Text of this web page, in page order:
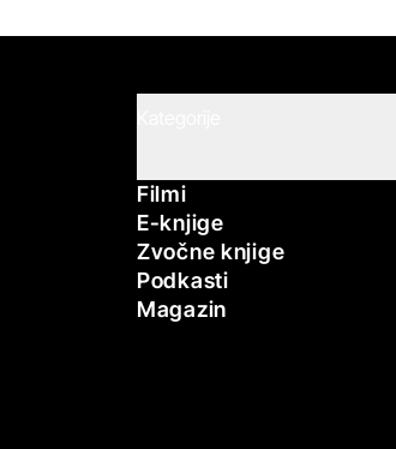
Filmi
E-knjige
Zvočne knjige
Podkasti
Magazin